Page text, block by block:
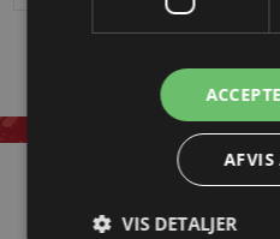
OM EASYSTEEL
AFVIS
VIS DETALJER